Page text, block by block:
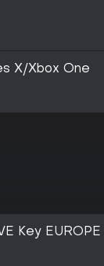
X/Xbox One
Key EUROPE